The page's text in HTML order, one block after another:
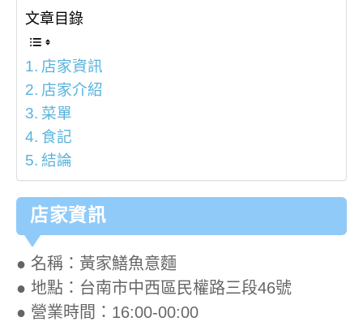
文章目錄
店家資訊
店家介紹
菜單
食記
結論
店家資訊
● 名稱：黃家鱔魚意麵
● 地點：台南市中西區民權路三段46號
● 營業時間：16:00-00:00